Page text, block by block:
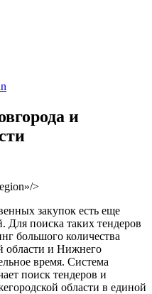
и
>
закупок есть еще
Для поиска таких тендеров
большого количества
области и Нижнего
время. Система
поиск тендеров и
области в единой